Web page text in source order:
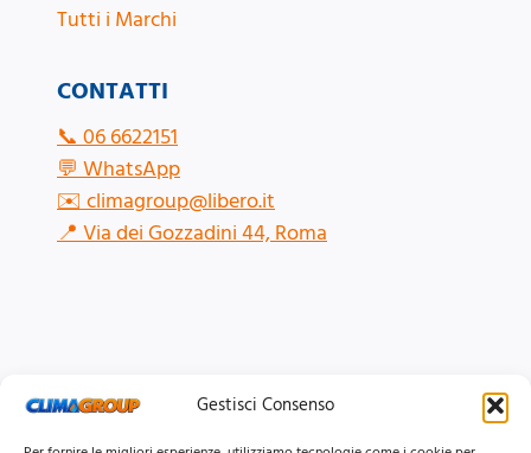
Gestisci Consenso
CONTATTI
📞06 6622151
💬WhatsApp
✉️climagroup@libero.it
📍Via dei Gozzadini 44, Roma
Tutti i Marchi